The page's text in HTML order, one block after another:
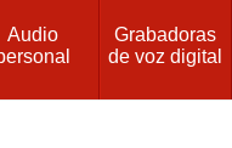
Audio
Grabadoras
de voz digital